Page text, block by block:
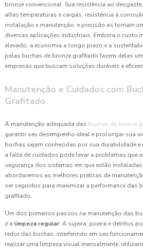
bronze convencional. Sua resistência ao
altas temperaturas e cargas, resistência à
instalação e manutenção, e precisão as tornam
diversas aplicações industriais. Embora o custo
elevado, a economia a longo prazo e a
pelas buchas de bronze grafitado fazem delas
empresas que buscam soluções duráveis e
Manutenção e Cuidados com
Grafitado
A manutenção adequada das buchas de bronze
garantir seu desempenho ideal e prolongar sua
buchas sejam conhecidas por sua durabilidade e
a falta de cuidados pode levar a problemas que
segurança dos sistemas em que estão
abordaremos as melhores práticas de
ser seguidos para maximizar a performance das
grafitado.
Um dos primeiros passos na manutenção das
é a limpeza regular. A sujeira, poeira e detritos
redor das buchas, interferindo em seu
realizar uma limpeza visual mensalmente,